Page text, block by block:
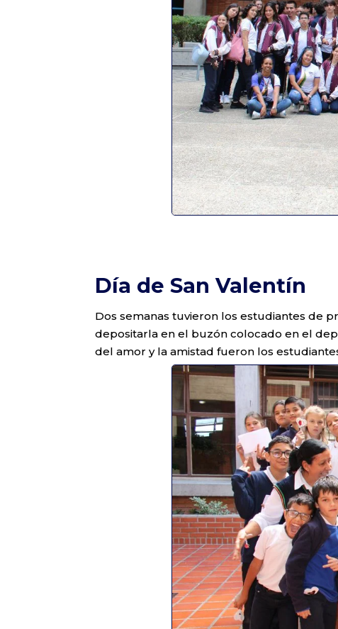
Día de San Valentín
Dos semanas tuvieron los estudiantes de
depositarla en el buzón colocado en el
del amor y la amistad fueron los